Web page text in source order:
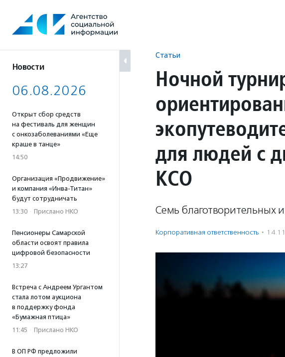
содержанию
Новости
06.08.2026
Открыт сбор средств
на фестиваль для женщин
с онкозаболеваниями «Еще
краше в танце»
14:50
Организация «Продвижение»
и компания «Инва-Титан»
будут сотрудничать
13:30 · Прислано НКО
Пенсионеры Самарской
области освоят правила
цифровой безопасности
13:27
Встреча с Андреем Ургантом
стала лотом аукциона
в поддержку фонда
«Бумажная птица»
11:45 · Прислано НКО
В ОП РФ предложили
Статьи
Ночной
для людей с
КСО
Семь благотворительных
Корпоративная ответственность ·